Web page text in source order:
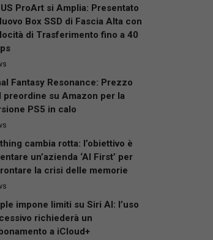
ProArt si Amplia: Presentato
Box SSD di Fascia Alta con
di Trasferimento fino a 40
Fantasy Resonance: Prezzo
preordine su Amazon per la
PS5 in calo
cambia rotta: l’obiettivo è
un’azienda ‘AI First’ per
la crisi delle memorie
impone limiti su Siri AI: l’uso
richiederà un
a iCloud+